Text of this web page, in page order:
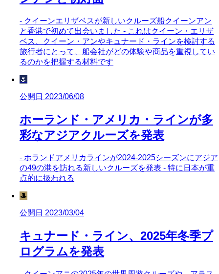
- クイーンエリザベスが新しいクルーズ船クイーンアン
と香港で初めて出会いました - これはクイーン・エリザ
ベス、クイーン・アンやキュナード・ラインを検討する
旅行者にとって、船会社がどの体験や商品を重視してい
るのかを把握する材料です
🌷
公開日 2023/06/08
ホーランド・アメリカ・ラインが多
彩なアジアクルーズを発表
- ホランドアメリカラインが2024-2025シーズンにアジア
の49の港を訪れる新しいクルーズを発表 - 特に日本が重
点的に扱われる
🎩
公開日 2023/03/04
キュナード・ライン、2025年冬季プ
ログラムを発表